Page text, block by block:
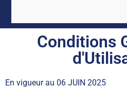
Conditions
En vigueur au 06 JUIN 2025